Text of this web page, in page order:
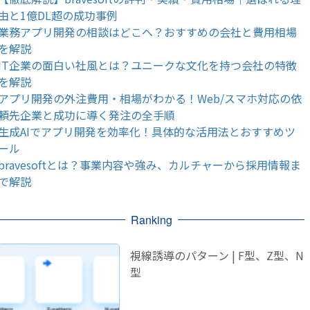
と1億DL超の成功事例
務アプリ開発の相談はどこへ？おすすめの会社と費用相場
解説
企業の面白い社風とは？ユニークな文化を持つ会社の特徴
解説
プリ開発の外注費用・相場がわかる！Web/スマホ対応の依
先企業と成功に導く発注の全手順
成AIでアプリ開発を効率化！具体的な活用法とおすすめツ
ル
とは？事業内容や強み、カルチャーから採用情報ま
解説
Ranking
視線誘導のパターン | F型、Z型、N
型